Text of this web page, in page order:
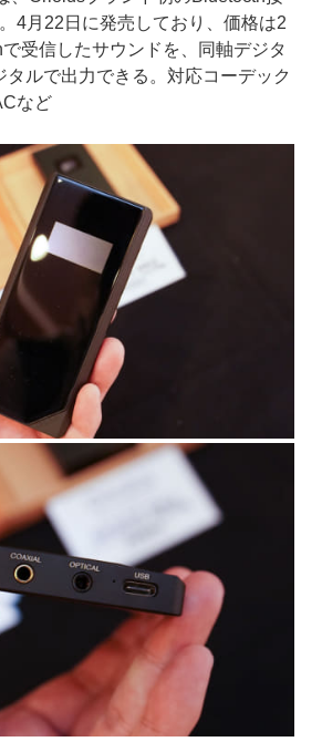
4月22日に発売しており、価格は2
受信したサウンドを、同軸デジタ
タルで出力できる。対応コーデック
など